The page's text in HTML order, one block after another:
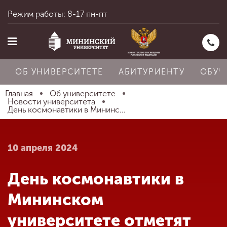
Главная
Абитуриенту
Режим работы: 8-17 пн-пт
ОБ УНИВЕРСИТЕТЕ АБИТУРИЕНТУ
Главная
Об университете
Новости университета
День космонавтики в Мининс...
10 апреля 2024
День космонавтики в
Мининском
университете отметят